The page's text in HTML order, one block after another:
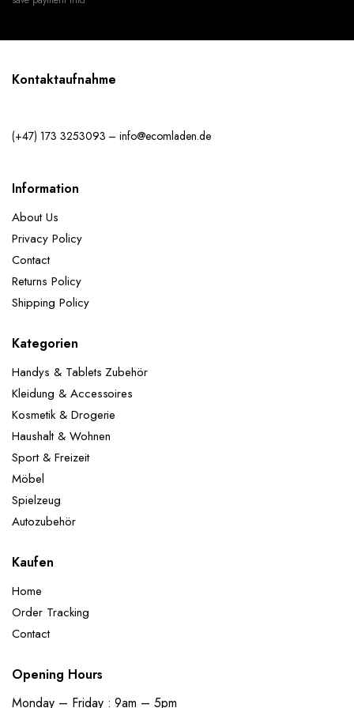
Kontaktaufnahme
(+47) 173 3253093 – info@ecomladen.de
Information
About Us
Privacy Policy
Contact
Returns Policy
Shipping Policy
Kategorien
Handys & Tablets Zubehör
Kleidung & Accessoires
Kosmetik & Drogerie
Haushalt & Wohnen
Sport & Freizeit
Möbel
Spielzeug
Autozubehör
Kaufen
Home
Order Tracking
Contact
Opening Hours
Monday – Friday : 9am – 5pm